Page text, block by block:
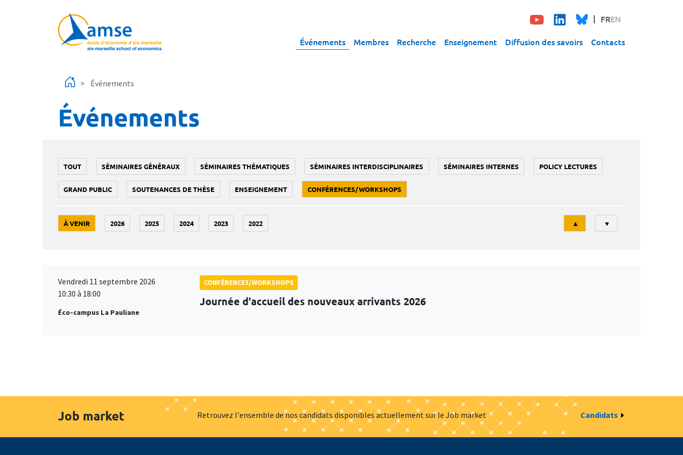
FREN
Événements Membres Recherche Enseignement Diffusion des savoirs Contacts
Événements
Événements
TOUT SÉMINAIRES GÉNÉRAUX SÉMINAIRES THÉMATIQUES SÉMINAIRES INTERDISCIPLINAIRES SÉMINAIRES INTERNES POLICY LECTURES
GRAND PUBLIC SOUTENANCES DE THÈSE ENSEIGNEMENT CONFÉRENCES/WORKSHOPS
À VENIR 2026 2025 2024 2023 2022
Tri
▲ ▼
Vendredi 11 septembre 2026
10:30 à 18:00
Éco-campus La Pauliane
CONFÉRENCES/WORKSHOPS
Journée d'accueil des nouveaux arrivants 2026
Job market Retrouvez l'ensemble de nos candidats disponibles actuellement sur le Job market Candidats